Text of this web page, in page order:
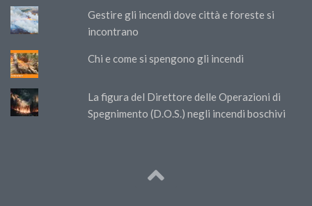
Gestire gli incendi dove città e foreste si
incontrano
Chi e come si spengono gli incendi
La figura del Direttore delle Operazioni di
Spegnimento (D.O.S.) negli incendi boschivi